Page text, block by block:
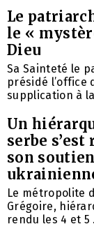
Le
le «
Dieu
Sa Sainteté le
présidé l’office
supplication à
Un
serbe
son
Le métropolite
Grégoire,
rendu les 4 et 5